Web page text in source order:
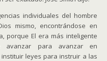
individuales del hombre
mismo, encontrándose en
porque El era más inteligente
para avanzar en
leyes para instruir a las